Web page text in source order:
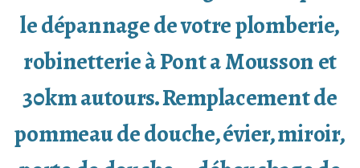
le dépannage de votre plomberie,
robinetterie à Pont a Mousson et
30km autours. Remplacement de
pommeau de douche, évier, miroir,